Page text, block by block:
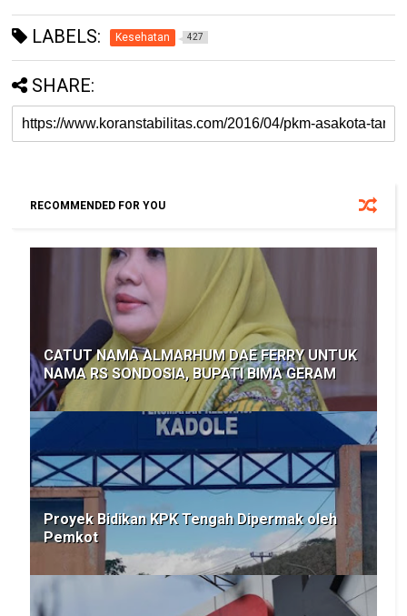
LABELS: Kesehatan 427
SHARE:
RECOMMENDED FOR YOU
CATUT NAMA ALMARHUM DAE FERRY UNTUK
NAMA RS SONDOSIA, BUPATI BIMA GERAM
Proyek Bidikan KPK Tengah Dipermak oleh
Pemkot